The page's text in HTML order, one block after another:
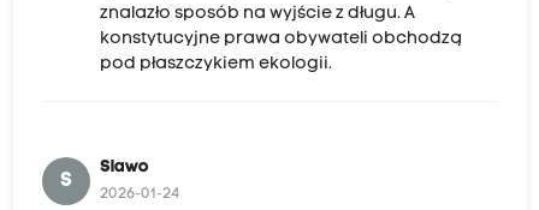
znalazło sposób na wyjście z długu. A
konstytucyjne prawa obywateli obchodzą
pod płaszczykiem ekologii.
S
Slawo
2026-01-24